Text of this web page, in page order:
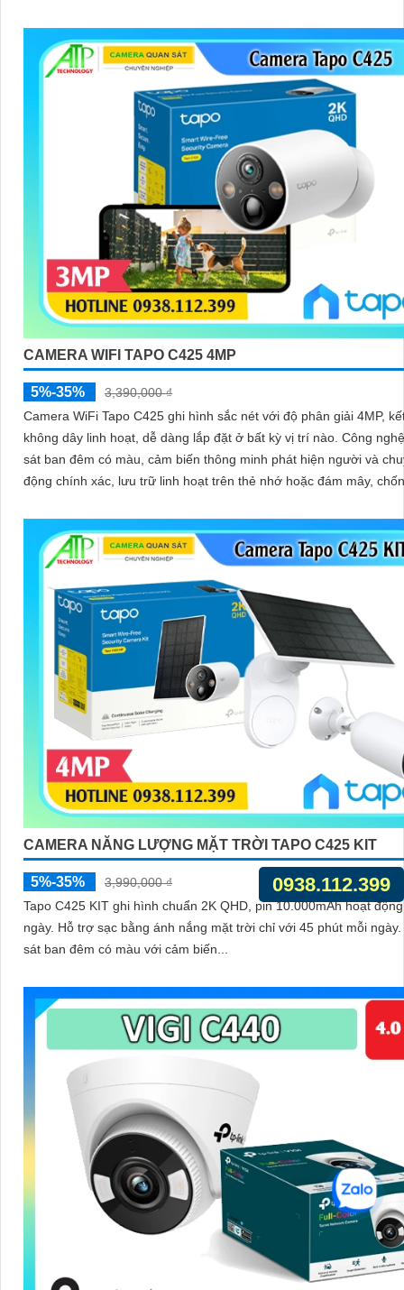
CAMERA WIFI TAPO C425 4MP
5%-35%
3,390,000 ₫
Camera WiFi Tapo C425 ghi hình sắc nét với độ phân giải 4MP,
không dây linh hoạt, dễ dàng lắp đặt ở bất kỳ vị trí nào. Công nghệ quan
sát ban đêm có màu, cảm biến thông minh phát hiện người và
động chính xác, lưu trữ linh hoạt trên thẻ nhớ hoặc đám mây,
CAMERA NĂNG LƯỢNG MẶT TRỜI TAPO C425 KIT
5%-35%
3,990,000 ₫
Tapo C425 KIT ghi hình chuẩn 2K QHD, pin 10.000mAh hoạt
ngày. Hỗ trợ sạc bằng ánh nắng mặt trời chỉ với 45 phút mỗi ngày. Quan
sát ban đêm có màu với cảm biến...
0938.112.399